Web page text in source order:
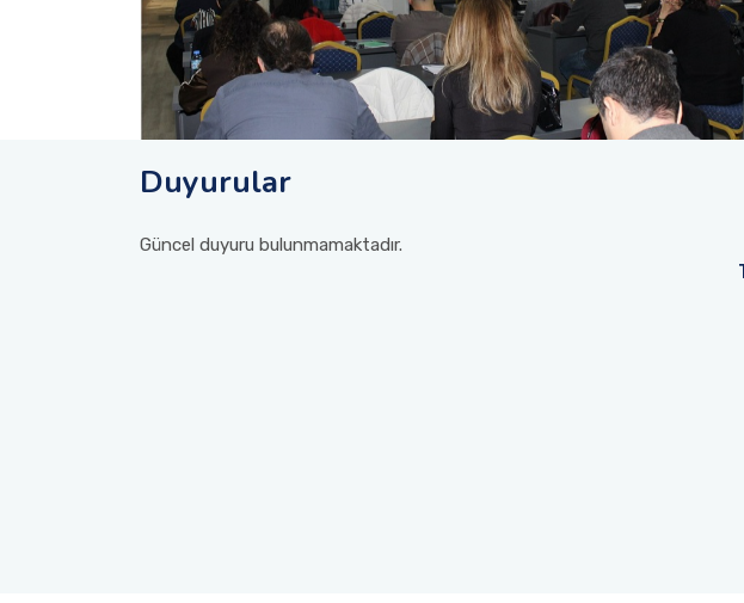
Duyurular
Güncel duyuru bulunmamaktadır.
Justice in Akdeniz University
Decent Work in Akdeniz University